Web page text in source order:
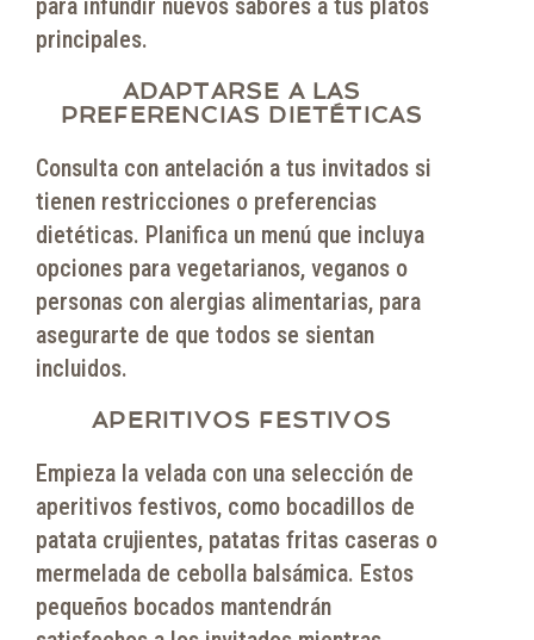
principales.
ADAPTARSE A LAS
PREFERENCIAS DIETÉTICAS
Consulta con antelación a tus invitados si
tienen restricciones o preferencias
dietéticas. Planifica un menú que incluya
opciones para vegetarianos, veganos o
personas con alergias alimentarias, para
asegurarte de que todos se sientan
incluidos.
APERITIVOS FESTIVOS
Empieza la velada con una selección de
aperitivos festivos, como bocadillos de
patata crujientes, patatas fritas caseras o
mermelada de cebolla balsámica. Estos
pequeños bocados mantendrán